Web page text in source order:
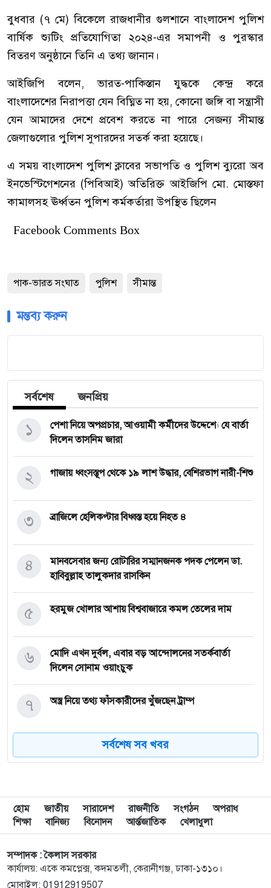
বুধবার (৭ মে) বিকেলে রাজধানীর গুলশানে বাংলাদেশ পুলিশ
বার্ষিক শ্যুটিং প্রতিযোগিতা ২০২৪-এর সমাপনী ও পুরস্কার
বিতরণ অনুষ্ঠানে তিনি এ তথ্য জানান।
আইজিপি বলেন, ভারত-পাকিস্তান যুদ্ধকে কেন্দ্র করে
বাংলাদেশের নিরাপত্তা যেন বিঘ্নিত না হয়, কোনো জঙ্গি বা সন্ত্রাসী
যেন আমাদের দেশে প্রবেশ করতে না পারে সেজন্য সীমান্ত
জেলাগুলোর পুলিশ সুপারদের সতর্ক করা হয়েছে।
এ সময় বাংলাদেশ পুলিশ ক্লাবের সভাপতি ও পুলিশ ব্যুরো অব
ইনভেস্টিগেশনের (পিবিআই) অতিরিক্ত আইজিপি মো. মোস্তফা
কামালসহ ঊর্ধ্বতন পুলিশ কর্মকর্তারা উপস্থিত ছিলেন
Facebook Comments Box
পাক-ভারত সংঘাত পুলিশ সীমান্ত
মন্তব্য করুন
সর্বশেষ জনপ্রিয়
পেশা নিয়ে অপপ্রচার, আওয়ামী কর্মীদের উদ্দেশ্যে যে বার্তা
দিলেন তাসনিম জারা
১
গাজায় ধ্বংসস্তূপ থেকে ১৯ লাশ উদ্ধার, বেশিরভাগ নারী-শিশু
২
ব্রাজিলে হেলিকপ্টার বিধ্বস্ত হয়ে নিহত ৪
৩
মানবসেবার জন্য রোটারির সম্মানজনক পদক পেলেন ডা.
হাবিবুল্লাহ তালুকদার রাসকিন
৪
হরমুজ খোলার আশায় বিশ্ববাজারে কমল তেলের দাম
৫
মোদি এখন দুর্বল, এবার বড় আন্দোলনের সতর্কবার্তা
দিলেন সোনাম ওয়াংচুক
৬
অস্ত্র নিয়ে তথ্য ফাঁসকারীদের খুঁজছেন ট্রাম্প
৭
দেশে স্বর্ণের দামে বড় লাফ
নিহত ৮
৯
রাষ্ট্রপতি নির্বাচন ইসির সাংবিধানিক এখতিয়ার: সালাহউদ্দিন
আহমদ
‘জুলাইয়ের লেন্স’ প্রদর্শনীতে ফুটে উঠেছে গণঅভ্যুত্থানের
সর্বশেষ সব খবর
হোম জাতীয় সারাদেশ রাজনীতি সংগঠন
অপরাধ
শিক্ষা
বানিজ্য বিনোদন আর্ন্তজাতিক খেলাধুলা
সম্পাদক : কৈলাস সরকার
কার্যালয়: একে কমপ্লেক্স, কদমতলী, কেরানীগঞ্জ, ঢাকা-১৩১০।
মোবাইল: 01912919507